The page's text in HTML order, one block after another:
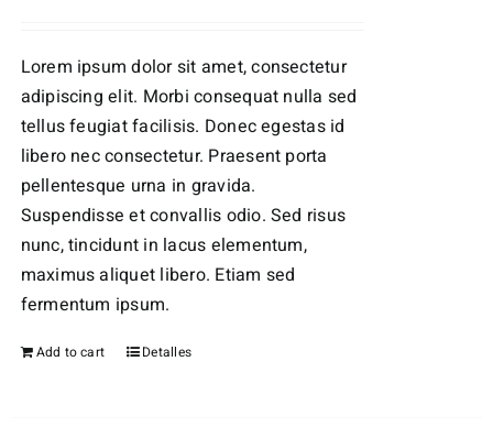
Lorem ipsum dolor sit amet, consectetur
adipiscing elit. Morbi consequat nulla sed
tellus feugiat facilisis. Donec egestas id
libero nec consectetur. Praesent porta
pellentesque urna in gravida.
Suspendisse et convallis odio. Sed risus
nunc, tincidunt in lacus elementum,
maximus aliquet libero. Etiam sed
fermentum ipsum.
Add to cart Detalles